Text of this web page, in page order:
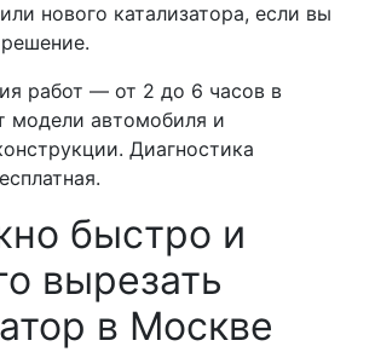
нового катализатора, если вы
работ — от 2 до 6 часов в
модели автомобиля и
Диагностика
быстро и
вырезать
в Москве